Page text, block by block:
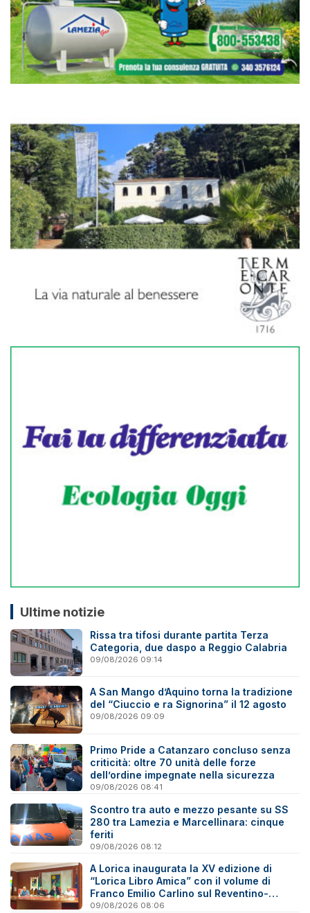
Ultime notizie
Rissa tra tifosi durante partita Terza
Categoria, due daspo a Reggio Calabria
09/08/2026 09:14
A San Mango d’Aquino torna la tradizione
del “Ciuccio e ra Signorina” il 12 agosto
09/08/2026 09:09
Primo Pride a Catanzaro concluso senza
criticità: oltre 70 unità delle forze
dell’ordine impegnate nella sicurezza
09/08/2026 08:41
Scontro tra auto e mezzo pesante su SS
280 tra Lamezia e Marcellinara: cinque
feriti
09/08/2026 08:12
A Lorica inaugurata la XV edizione di
“Lorica Libro Amica” con il volume di
Franco Emilio Carlino sul Reventino-
Savuto
09/08/2026 08:06